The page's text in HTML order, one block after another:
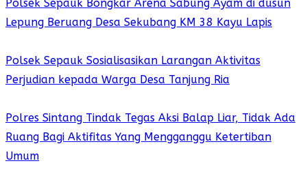
Polsek Sepauk Bongkar Arena Sabung Ayam di dusun
Lepung Beruang Desa Sekubang KM 38 Kayu Lapis
Polsek Sepauk Sosialisasikan Larangan Aktivitas
Perjudian kepada Warga Desa Tanjung Ria
Polres Sintang Tindak Tegas Aksi Balap Liar, Tidak Ada
Ruang Bagi Aktifitas Yang Mengganggu Ketertiban
Umum